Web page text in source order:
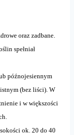
oraz zadbane.
spełniał
późnojesiennym
(bez liści). W
i w większości
ok. 20 do 40